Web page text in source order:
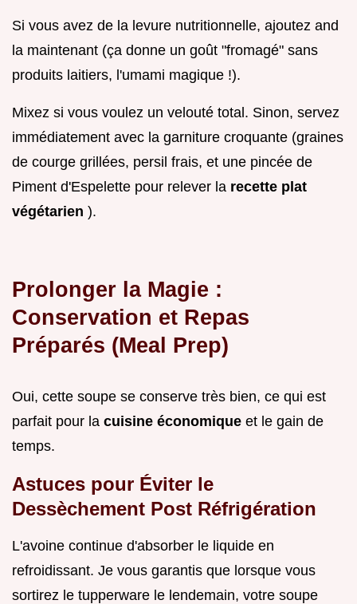
Si vous avez de la levure nutritionnelle, ajoutez and
la maintenant (ça donne un goût "fromagé" sans
produits laitiers, l'umami magique !).
Mixez si vous voulez un velouté total. Sinon, servez
immédiatement avec la garniture croquante (graines
de courge grillées, persil frais, et une pincée de
Piment d'Espelette pour relever la recette plat
végétarien ).
Prolonger la Magie :
Conservation et Repas
Préparés (Meal Prep)
Oui, cette soupe se conserve très bien, ce qui est
parfait pour la cuisine économique et le gain de
temps.
Astuces pour Éviter le
Dessèchement Post Réfrigération
L'avoine continue d'absorber le liquide en
refroidissant. Je vous garantis que lorsque vous
sortirez le tupperware le lendemain, votre soupe